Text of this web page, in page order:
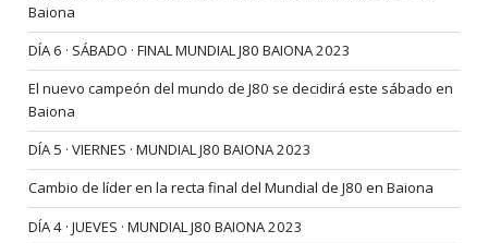
Baiona
DÍA 6 · SÁBADO · FINAL MUNDIAL J80 BAIONA 2023
El nuevo campeón del mundo de J80 se decidirá este sábado en
Baiona
DÍA 5 · VIERNES · MUNDIAL J80 BAIONA 2023
Cambio de líder en la recta final del Mundial de J80 en Baiona
DÍA 4 · JUEVES · MUNDIAL J80 BAIONA 2023